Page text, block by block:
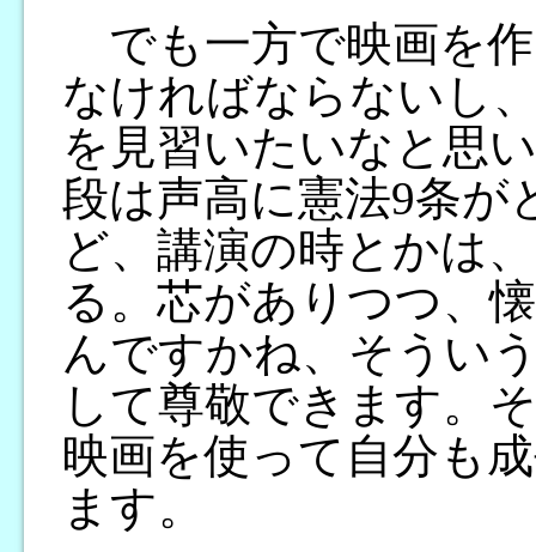
でも一方で映画を
なければならないし
を見習いたいなと思
段は声高に憲法9条が
ど、講演の時とかは
る。芯がありつつ、
んですかね、そうい
して尊敬できます。
映画を使って自分も
ます。